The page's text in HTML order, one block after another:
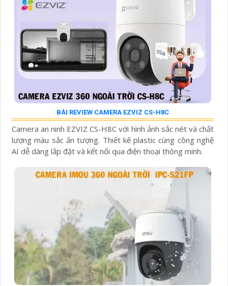
BÀI REVIEW CAMERA EZVIZ CS-H8C
Camera an ninh EZVIZ CS-H8C với hình ảnh sắc nét và chất
lượng màu sắc ấn tượng. Thiết kế plastic cùng công nghệ
AI dễ dàng lắp đặt và kết nối qua điện thoại thông minh.